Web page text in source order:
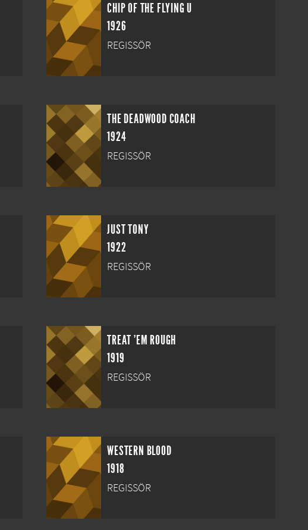
CHIP OF THE FLYING U
1926
REGISSÖR
THE DEADWOOD COACH
1924
REGISSÖR
JUST TONY
1922
REGISSÖR
TREAT 'EM ROUGH
1919
REGISSÖR
WESTERN BLOOD
1918
REGISSÖR